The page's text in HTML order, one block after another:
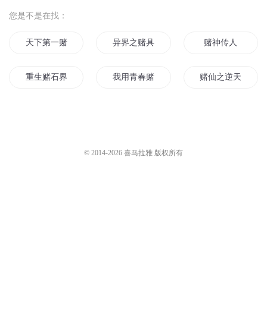
您是不是在找：
天下第一赌狗 异界之赌具人生 赌神传人
重生赌石界 我用青春赌明天 赌仙之逆天赌王
© 2014-2026 喜马拉雅 版权所有